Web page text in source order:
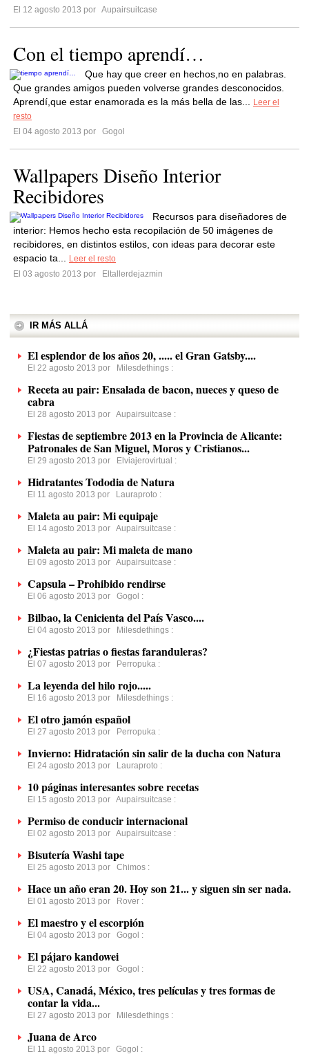
El 12 agosto 2013 por Aupairsuitcase
Con el tiempo aprendí…
Que hay que creer en hechos,no en palabras.
Que grandes amigos pueden volverse grandes desconocidos.
Aprendí,que estar enamorada es la más bella de las...
Leer el
resto
El 04 agosto 2013 por
Gogol
Wallpapers Diseño Interior
Recibidores
Recursos para diseñadores de
interior: Hemos hecho esta recopilación de 50 imágenes de
recibidores, en distintos estilos, con ideas para decorar este
espacio ta...
Leer el resto
El 03 agosto 2013 por
Eltallerdejazmin
IR MÁS ALLÁ
El esplendor de los años 20, ..... el Gran Gatsby....
El 22 agosto 2013 por Milesdethings :
Receta au pair: Ensalada de bacon, nueces y queso de
cabra
El 28 agosto 2013 por Aupairsuitcase :
Fiestas de septiembre 2013 en la Provincia de Alicante:
Patronales de San Miguel, Moros y Cristianos...
El 29 agosto 2013 por Elviajerovirtual :
Hidratantes Tododia de Natura
El 11 agosto 2013 por Lauraproto :
Maleta au pair: Mi equipaje
El 14 agosto 2013 por Aupairsuitcase :
Maleta au pair: Mi maleta de mano
El 09 agosto 2013 por Aupairsuitcase :
Capsula – Prohibido rendirse
El 06 agosto 2013 por Gogol :
Bilbao, la Cenicienta del País Vasco....
El 04 agosto 2013 por Milesdethings :
¿Fiestas patrias o fiestas faranduleras?
El 07 agosto 2013 por Perropuka :
La leyenda del hilo rojo.....
El 16 agosto 2013 por Milesdethings :
El otro jamón español
El 27 agosto 2013 por Perropuka :
Invierno: Hidratación sin salir de la ducha con Natura
El 24 agosto 2013 por Lauraproto :
10 páginas interesantes sobre recetas
El 15 agosto 2013 por Aupairsuitcase :
Permiso de conducir internacional
El 02 agosto 2013 por Aupairsuitcase :
Bisutería Washi tape
El 25 agosto 2013 por Chimos :
Hace un año eran 20. Hoy son 21... y siguen sin ser nada.
El 01 agosto 2013 por Rover :
El maestro y el escorpión
El 04 agosto 2013 por Gogol :
El pájaro kandowei
El 22 agosto 2013 por Gogol :
USA, Canadá, México, tres películas y tres formas de
contar la vida...
El 27 agosto 2013 por Milesdethings :
Juana de Arco
El 11 agosto 2013 por Gogol :